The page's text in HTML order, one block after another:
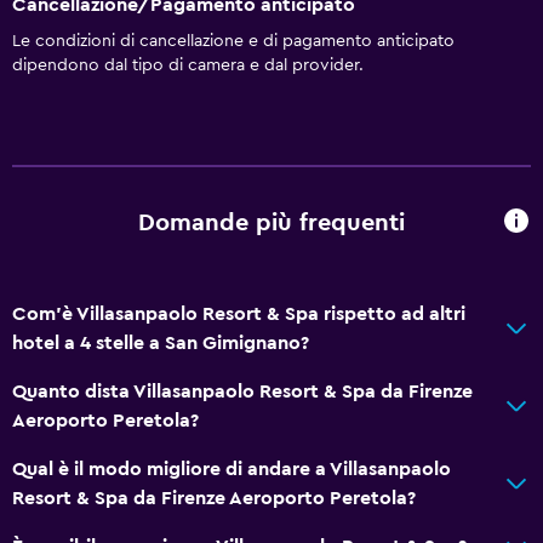
Bagno
Lavanderia
Deposito disponibile
Adatti alle famiglie
Babysitter o nursery
Cancellazione/Pagamento anticipato
Le condizioni di cancellazione e di pagamento anticipato
dipendono dal tipo di camera e dal provider.
Domande più frequenti
Com'è Villasanpaolo Resort & Spa rispetto ad altri
hotel a 4 stelle a San Gimignano?
Quanto dista Villasanpaolo Resort & Spa da Firenze
Aeroporto Peretola?
Qual è il modo migliore di andare a Villasanpaolo
Resort & Spa da Firenze Aeroporto Peretola?